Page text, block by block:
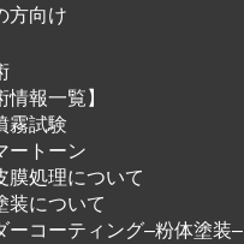
方向け
情報一覧】
霧試験
ートーン
膜処理について
装について
ーコーティング–粉体塗装–